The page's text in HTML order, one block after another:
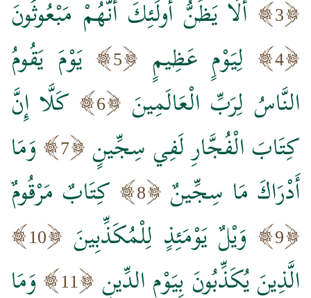
3 أَلَا يَظُنُّ أُولَٰئِكَ أَنَّهُمْ مَبْعُوثُونَ
4 لِيَوْمٍ عَظِيمٍ 5
يَوْمَ يَقُومُ
النَّاسُ لِرَبِّ الْعَالَمِينَ
6
كَلَّا إِنَّ
كِتَابَ الْفُجَّارِ لَفِي سِجِّينٍ
7
وَمَا
أَدْرَاكَ مَا سِجِّينٌ
8 كِتَابٌ مَرْقُومٌ
9 وَيْلٌ يَوْمَئِذٍ لِلْمُكَذِّبِينَ 10
الَّذِينَ يُكَذِّبُونَ بِيَوْمِ الدِّينِ 11
وَمَا